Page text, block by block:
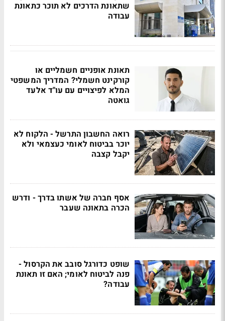
שתאונת הדרכים לא תוכר כתאונת
עבודה
תאונת אופניים חשמליים או
קורקינט חשמלי? המדריך המשפטי
המלא לפיצויים עם עו"ד אלעד
גואטה
רואה החשבון התרשל - הלקוח לא
יוכר בביטוח לאומי כעצמאי ולא
יקבל קצבה
אסף חברה של אשתו בדרך - ודרש
הכרה בתאונה שעבר
שופט כדורגל סובב את הקרסול -
פנה לביטוח לאומי; האם זו תאונת
עבודה?